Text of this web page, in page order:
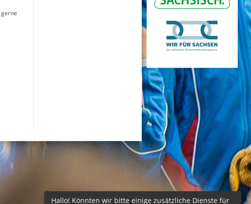
gerne
Hallo! Könnten wir bitte einige zusätzliche Dienste für